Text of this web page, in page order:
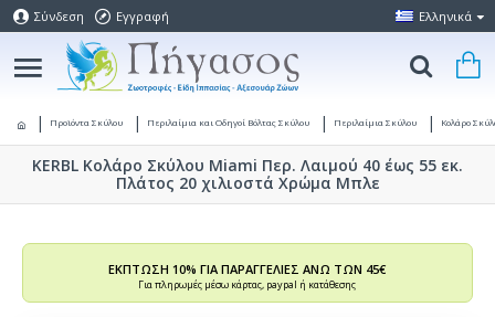
Σύνδεση Εγγραφή Ελληνικά
Προϊόντα Σκύλου Περιλαίμια και Οδηγοί Βόλτας Σκύλου Περιλαίμια Σκύλου Κολάρο
KERBL Κολάρο Σκύλου Miami Περ. Λαιμού 40 έως 55 εκ.
Πλάτος 20 χιλιοστά Χρώμα Μπλε
ΕΚΠΤΩΣΗ 10% ΓΙΑ ΠΑΡΑΓΓΕΛΙΕΣ ΑΝΩ ΤΩΝ 45€
Για πληρωμές μέσω κάρτας, paypal ή κατάθεσης